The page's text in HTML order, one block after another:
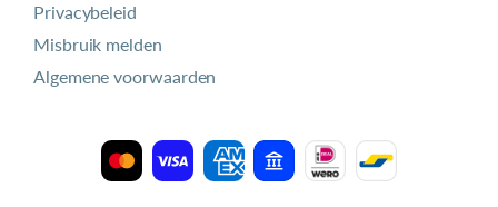
Privacybeleid
Misbruik melden
Algemene voorwaarden